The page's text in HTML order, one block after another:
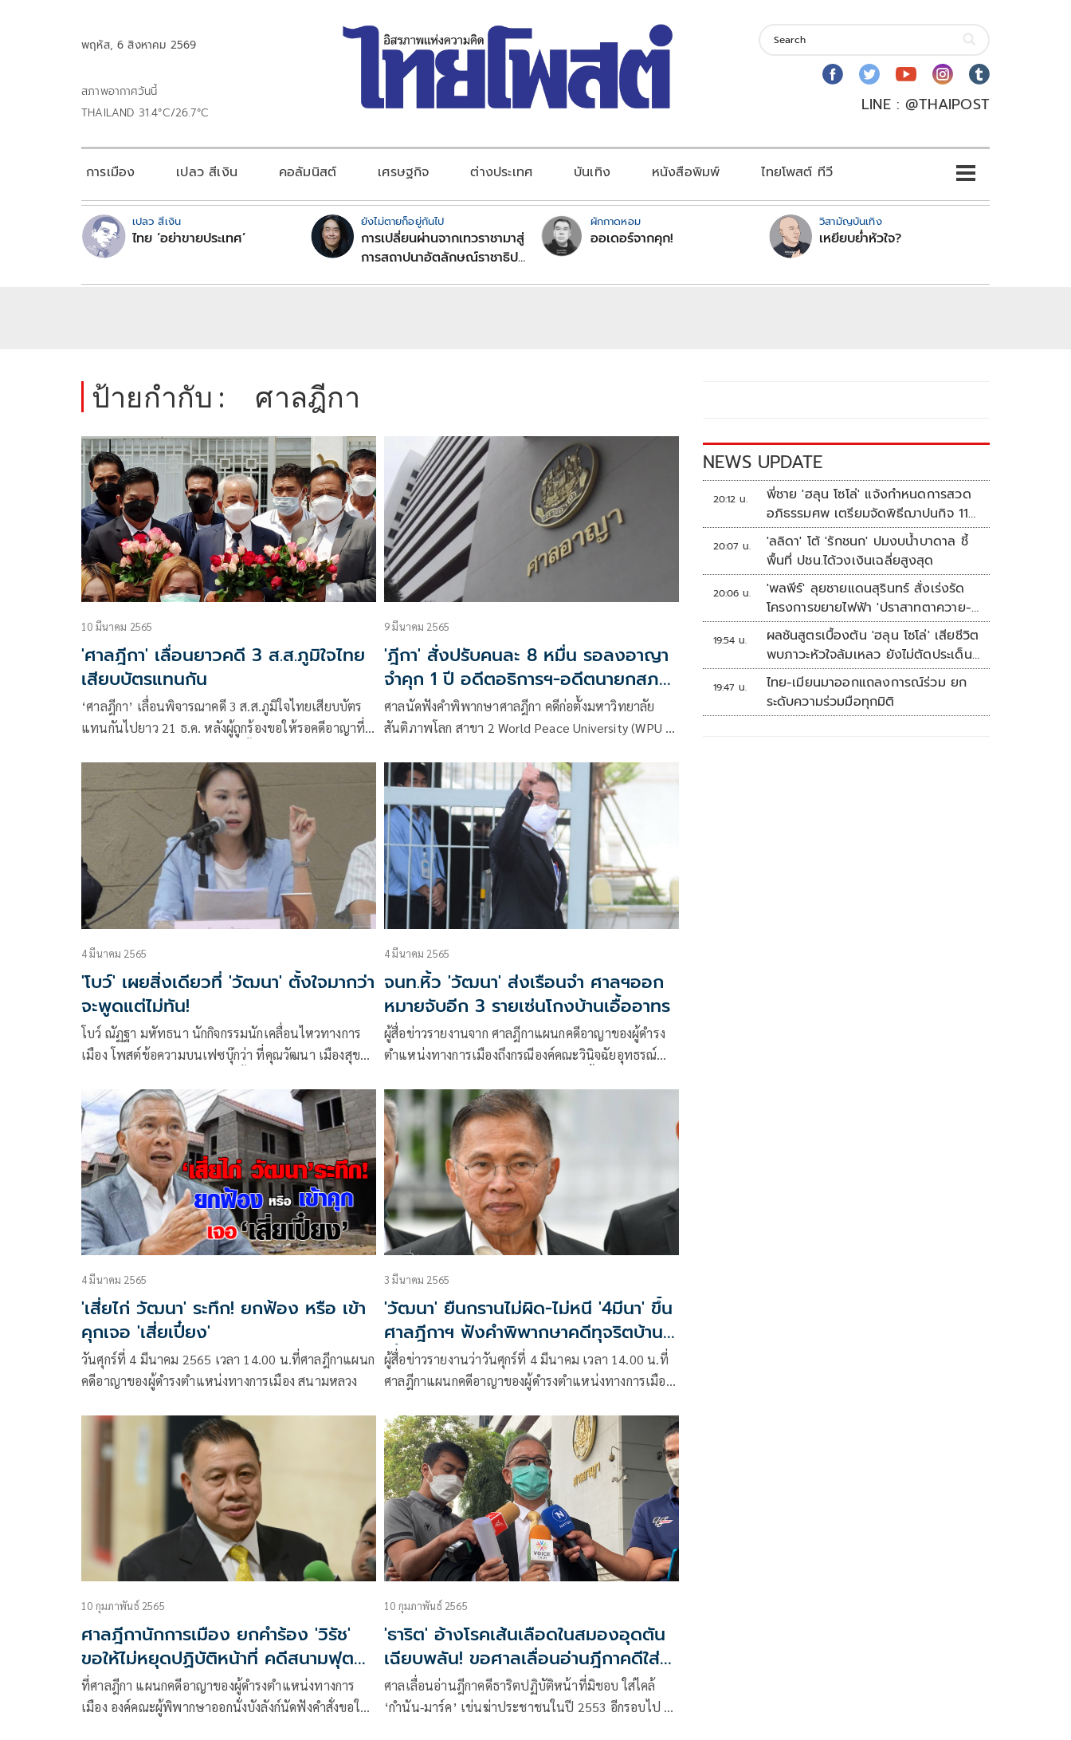
พฤหัส, 6 สิงหาคม 2569
สภาพอากาศวันนี้
THAILAND 31.4°C/26.7°C
LINE : @THAIPOST
การเมือง เปลว สีเงิน คอลัมนิสต์ เศรษฐกิจ ต่างประเทศ บันเทิง หนังสือพิมพ์ ไทยโพสต์ ทีวี
เปลว สีเงิน
ไทย ‘อย่าขายประเทศ’
ยังไม่ตายก็อยู่กันไป
การเปลี่ยนผ่านจากเทวราชามาสู่
การสถาปนาอัตลักษณ์ราชาธิป
ผักกาดหอม
ออเดอร์จากคุก!
วิสามัญบันเทิง
เหยียบย่ำหัวใจ?
ป้ายกำกับ : ศาลฎีกา
10 มีนาคม 2565
'ศาลฎีกา' เลื่อนยาวคดี 3 ส.ส.ภูมิใจไทย
เสียบบัตรแทนกัน
‘ศาลฎีกา’ เลื่อนพิจารณาคดี​ 3 ส.ส.ภูมิใจไทยเสียบบัตร
แทนกัน​ไปยาว 21 ธ.ค. หลังผู้ถูกร้องขอให้รอคดีอาญาที่
9 มีนาคม 2565
'ฎีกา' สั่งปรับคนละ 8 หมื่น รอลงอาญา
จำคุก 1 ปี อดีตอธิการฯ-อดีตนายกสภา
ม.สันติภาพโลก
ศาลนัดฟังคำพิพากษาศาลฎีกา คดีก่อตั้งมหาวิทยาลัย
สันติภาพโลก สาขา 2 World Peace University (WPU )
อัยการคดีพิเศษ 4 เป็นโจทก์ยื่นฟ้องนาย ศุภณัฐ ดอน
จันทร์ อายุ 59 ปี
4 มีนาคม 2565
'โบว์'​ เผยสิ่งเดียวที่​ 'วัฒนา' ตั้งใจมากว่า
จะพูดแต่ไม่ทัน!
โบว์ ณัฏฐา มหัทธนา นักกิจกรรมนักเคลื่อนไหวทางการ
เมือง โพสต์ข้อความบนเฟซบุ๊กว่า ที่คุณวัฒนา เมืองสุข
บริสุทธิ์และพยานหลักฐานทุกอย่าง แม้จะไม่มั่นใจใน
กระบวนการยุติธรรม
4 มีนาคม 2565
จนท.หิ้ว 'วัฒนา' ส่งเรือนจำ ศาลฯออก
หมายจับอีก 3 รายเซ่นโกงบ้านเอื้ออาทร
ผู้สื่อข่าวรายงานจาก ศาลฎีกาแผนกคดีอาญาของผู้ดำรง
ตำแหน่งทางการเมืองถึงกรณีองค์คณะวินิจฉัยอุทธรณ์
เคหะแห่งชาติ ตามที่เสนอข่าวไปนั้น
4 มีนาคม 2565
'เสี่ยไก่ วัฒนา' ระทึก! ยกฟ้อง หรือ เข้า
คุกเจอ 'เสี่ยเปี๋ยง'
วันศุกร์ที่ 4 มีนาคม 2565 เวลา 14.00 น.ที่ศาลฎีกาแผนก
คดีอาญาของผู้ดำรงตำแหน่งทางการเมือง สนามหลวง
3 มีนาคม 2565
'วัฒนา' ยืนกรานไม่ผิด-ไม่หนี '4มีนา' ขึ้น
ศาลฎีกาฯ ฟังคำพิพากษาคดีทุจริตบ้าน
เอื้ออาทร
ผู้สื่อข่าวรายงานว่าวันศุกร์ที่ 4 มีนาคม เวลา 14.00 น.ที่
ศาลฎีกาแผนกคดีอาญาของผู้ดำรงตำแหน่งทางการเมือง
10 กุมภาพันธ์ 2565
ศาลฎีกานักการเมือง ยกคำร้อง 'วิรัช'
ขอให้ไม่หยุดปฏิบัติหน้าที่ คดีสนามฟุต
ซอลโคราช
ที่ศาลฎีกา แผนกคดีอาญาของผู้ดำรงตำแหน่งทางการ
เมือง องค์คณะผู้พิพากษาออกนั่งบังลังก์นัดฟังคำสั่งขอให้
10 กุมภาพันธ์ 2565
'ธาริต' อ้างโรคเส้นเลือดในสมองอุดตัน
เฉียบพลัน! ขอศาลเลื่อนอ่านฎีกาคดีใส่
ไคล้ 'มาร์ค-เทือก'
ศาลเลื่อนอ่านฎีกาคดีธาริตปฏิบัติหน้าที่มิชอบ ใส่ไคล้
‘กำนัน-มาร์ค’ เข่นฆ่าประชาชนในปี 2553 อีกรอบไป 21
NEWS UPDATE
20:12 น.
พี่ชาย 'ฮลุน โซโล่' แจ้งกำหนดการสวด
อภิธรรมศพ เตรียมจัดพิธีฌาปนกิจ 11
ส.ค.
20:07 น.
'ลลิดา' โต้ 'รักชนก' ปมงบน้ำบาดาล ชี้
พื้นที่ ปชน.ได้วงเงินเฉลี่ยสูงสุด
20:06 น.
'พลพีร์' ลุยชายแดนสุรินทร์ สั่งเร่งรัด
โครงการขยายไฟฟ้า 'ปราสาทตาควาย-
เนิน 350'
19:54 น.
ผลชันสูตรเบื้องต้น 'ฮลุน โซโล่' เสียชีวิต
พบภาวะหัวใจล้มเหลว ยังไม่ตัดประเด็น
สารพิษ รอจอร์เจียส่งผลตรวจครั้งแรก
19:47 น.
ไทย-เมียนมาออกแถลงการณ์ร่วม ยก
ระดับความร่วมมือทุกมิติ